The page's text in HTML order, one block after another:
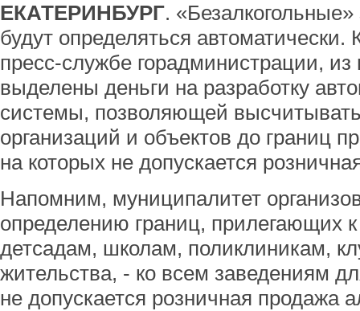
ЕКАТЕРИНБУРГ.
будут определяться
пресс-службе горадминистрации, из
выделены деньги на разработку
системы, позволяющей
организаций и объектов до границ
на которых не допускается
Напомним, муниципалитет
определению границ, прилегающих
детсадам, школам, поликлиникам,
жительства, - ко всем заведениям
не допускается розничная продажа